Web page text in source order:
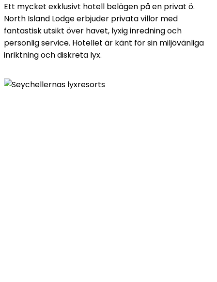
Ett mycket exklusivt hotell belägen på en privat ö.
North Island Lodge erbjuder privata villor med
fantastisk utsikt över havet, lyxig inredning och
personlig service. Hotellet är känt för sin miljövänliga
inriktning och diskreta lyx.